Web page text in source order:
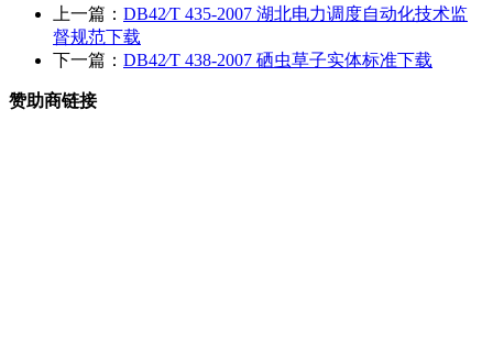
上一篇： DB42∕T 435-2007 湖北电力调度自动化技术监
督规范下载
下一篇： DB42∕T 438-2007 硒虫草子实体标准下载
赞助商链接